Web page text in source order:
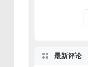
最新评论